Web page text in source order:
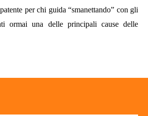
per chi guida “smanettando” con gli
ormai una delle principali cause delle